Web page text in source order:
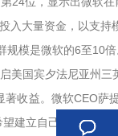
入大量资金，以支
规模是微软的6至10
美国宾夕法尼亚州
收益。微软CEO萨
建立自己的能力。